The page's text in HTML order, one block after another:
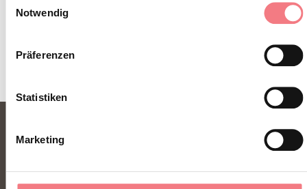
Notwendig
Präferenzen
Statistiken
Marketing